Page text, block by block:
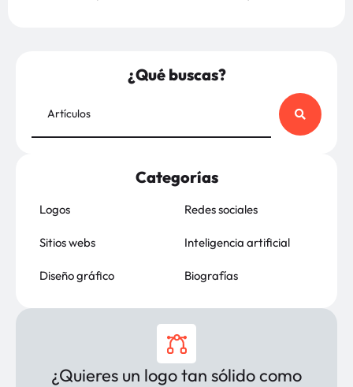
¿Qué buscas?
Categorías
Logos
Sitios webs
Diseño gráfico
Redes sociales
Inteligencia artificial
Biografías
¿Quieres un logo tan sólido como